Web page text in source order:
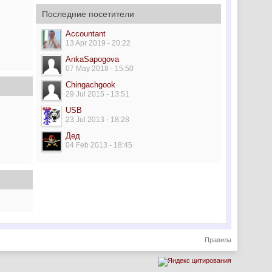
Последние посетители
Accountant
13 Apr 2019 - 20:22
AnkaSapogova
07 May 2018 - 15:50
Chingachgook
29 Jul 2015 - 13:51
USB
23 Jul 2013 - 18:28
Дед
04 Feb 2013 - 18:45
Правила